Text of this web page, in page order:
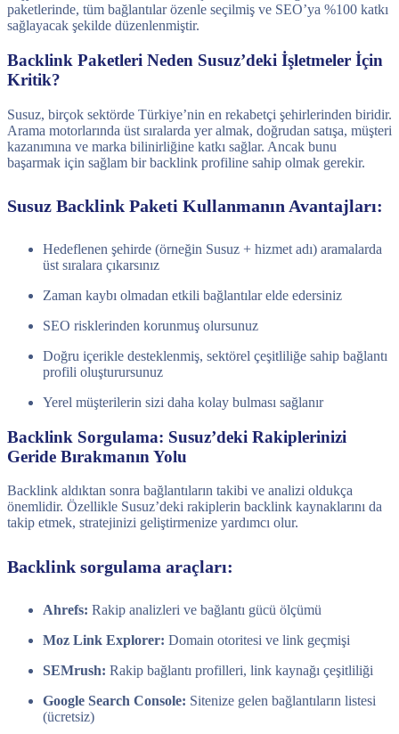
paketlerinde, tüm bağlantılar özenle seçilmiş ve SEO’ya %100 katkı
sağlayacak şekilde düzenlenmiştir.
Backlink Paketleri Neden Susuz’deki İşletmeler İçin
Kritik?
Susuz, birçok sektörde Türkiye’nin en rekabetçi şehirlerinden biridir.
Arama motorlarında üst sıralarda yer almak, doğrudan satışa, müşteri
kazanımına ve marka bilinirliğine katkı sağlar. Ancak bunu
başarmak için sağlam bir backlink profiline sahip olmak gerekir.
Susuz Backlink Paketi Kullanmanın Avantajları:
Hedeflenen şehirde (örneğin Susuz + hizmet adı) aramalarda
üst sıralara çıkarsınız
Zaman kaybı olmadan etkili bağlantılar elde edersiniz
SEO risklerinden korunmuş olursunuz
Doğru içerikle desteklenmiş, sektörel çeşitliliğe sahip bağlantı
profili oluşturursunuz
Yerel müşterilerin sizi daha kolay bulması sağlanır
Backlink Sorgulama: Susuz’deki Rakiplerinizi
Geride Bırakmanın Yolu
Backlink aldıktan sonra bağlantıların takibi ve analizi oldukça
önemlidir. Özellikle Susuz’deki rakiplerin backlink kaynaklarını da
takip etmek, stratejinizi geliştirmenize yardımcı olur.
Backlink sorgulama araçları:
Ahrefs: Rakip analizleri ve bağlantı gücü ölçümü
Moz Link Explorer: Domain otoritesi ve link geçmişi
SEMrush: Rakip bağlantı profilleri, link kaynağı çeşitliliği
Google Search Console: Sitenize gelen bağlantıların listesi
(ücretsiz)